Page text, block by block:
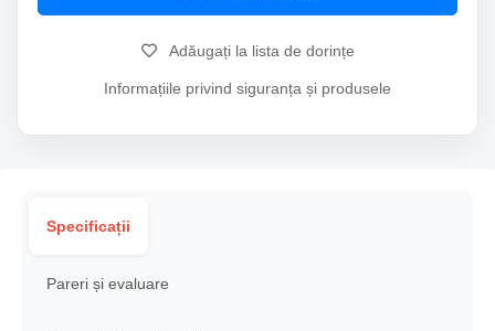
Adăugați la lista de dorințe
Informațiile privind siguranța și produsele
Specificații
Pareri și evaluare